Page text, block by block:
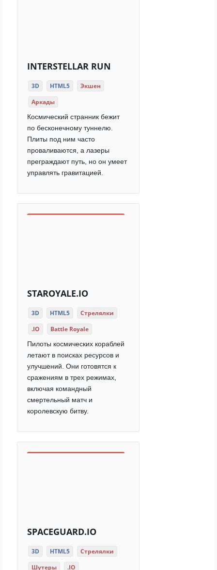
INTERSTELLAR RUN
3D HTML5
Экшен
Аркады
Космический странник бежит
по бесконечному туннелю.
Плиты под ним часто
проваливаются, а лазеры
преграждают путь, но он умеет
управлять гравитацией.
STAROYALE.IO
3D HTML5
Стрелялки
.IO
Battle Royale
Пилоты космических кораблей
летают в поисках ресурсов и
улучшений. Они готовятся к
сражениям в трех режимах,
включая командный
смертельный матч и
королевскую битву.
SPACEGUARD.IO
3D HTML5
Стрелялки
Шутеры
.IO